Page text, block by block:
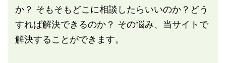
か？ そもそもどこに相談したらいいのか？どう
すれば解決できるのか？ その悩み、当サイトで
解決することができます。